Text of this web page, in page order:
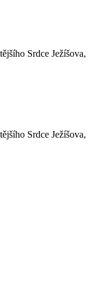
Srdce Ježíšova,
Srdce Ježíšova,